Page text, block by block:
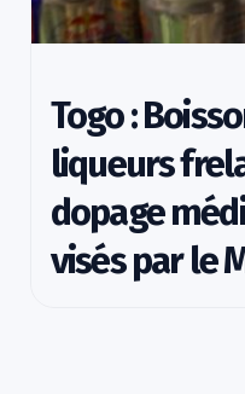
Togo :
liqueurs
dopage
visés par le